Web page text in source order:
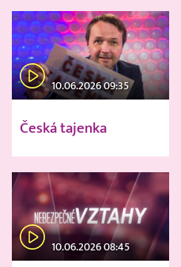
10.06.2026 09:35
Česká tajenka
10.06.2026 08:45